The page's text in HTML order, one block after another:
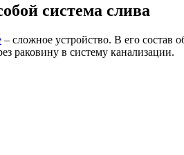
система слива
– сложное устройство. В его состав
раковину в систему канализации.